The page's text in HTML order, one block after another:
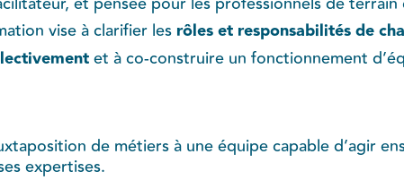
vise à clarifier les rôles et responsabilités de
et à co-construire un fonctionnement
de métiers à une équipe capable d’agir
expertises.